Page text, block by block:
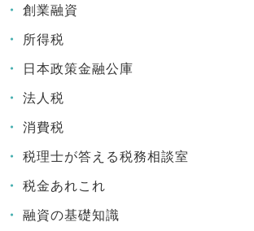
創業融資
所得税
日本政策金融公庫
法人税
消費税
税理士が答える税務相談室
税金あれこれ
融資の基礎知識